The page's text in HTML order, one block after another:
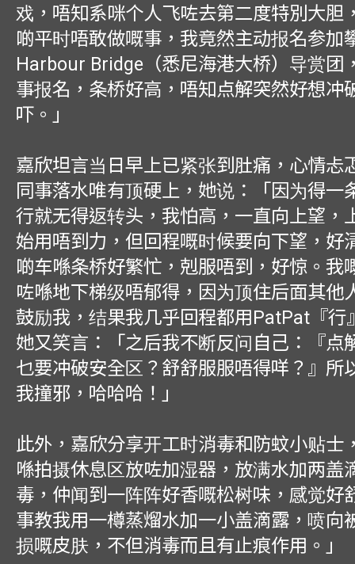
戏，唔知系咪个人飞咗去第二度特別大胆
啲平时唔敢做嘅事，我竟然主动报名参加
Harbour Bridge（悉尼海港大桥）导赏团
事报名，条桥好高，唔知点解突然好想冲
吓。」
嘉欣坦言当日早上已紧张到肚痛，心情忐
同事落水唯有顶硬上，她说：「因为得一
行就无得返转头，我怕高，一直向上望，
始用唔到力，但回程嘅时候要向下望，好
啲车喺条桥好繁忙，剋服唔到，好惊。我
咗喺地下梯级唔郁得，因为顶住后面其他
鼓励我，结果我几乎回程都用PatPat『行
她又笑言：「之后我不断反问自己：『点
乜要冲破安全区？舒舒服服唔得咩？』所
我撞邪，哈哈哈！」
此外，嘉欣分享开工时消毒和防蚊小贴士
喺拍摄休息区放咗加湿器，放满水加两盖
毒，仲闻到一阵阵好香嘅松树味，感觉好
事教我用一樽蒸熘水加一小盖滴露，喷向
损嘅皮肤，不但消毒而且有止痕作用。」